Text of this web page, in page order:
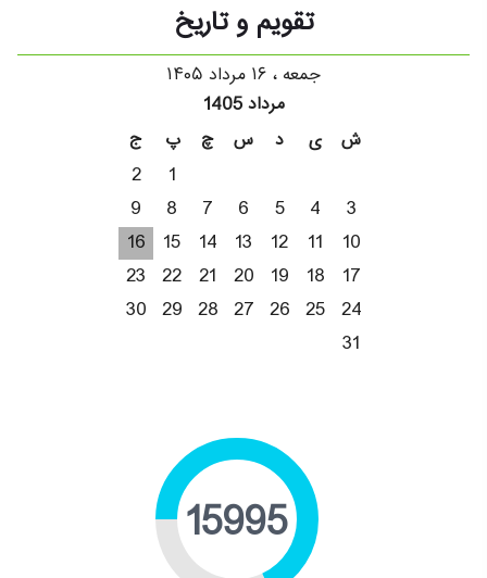
تقویم و تاریخ
جمعه ، ۱۶ مرداد ۱۴۰۵
مرداد 1405
ج
پ چ س د ی
ش
2
1
9
8 7 6 5 4
3
16
15 14 13 12 11
10
23 22 21 20 19 18
17
30 29 28 27 26 25 24
31
19237